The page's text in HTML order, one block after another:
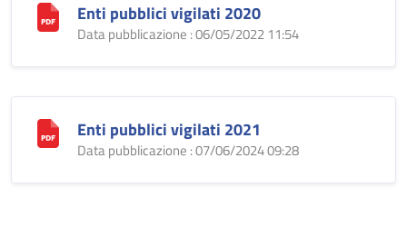
Enti pubblici vigilati 2020
Data pubblicazione : 06/05/2022 11:54
Enti pubblici vigilati 2021
Data pubblicazione : 07/06/2024 09:28